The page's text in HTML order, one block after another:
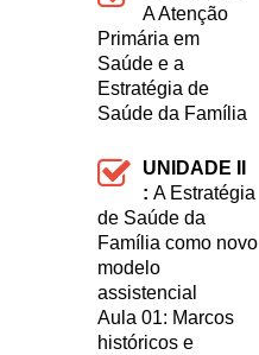
A Atenção
Primária em
Saúde e a
Estratégia de
Saúde da Família
UNIDADE II
:A Estratégia
de Saúde da
Família como novo
modelo
assistencial
Aula 01: Marcos
históricos e